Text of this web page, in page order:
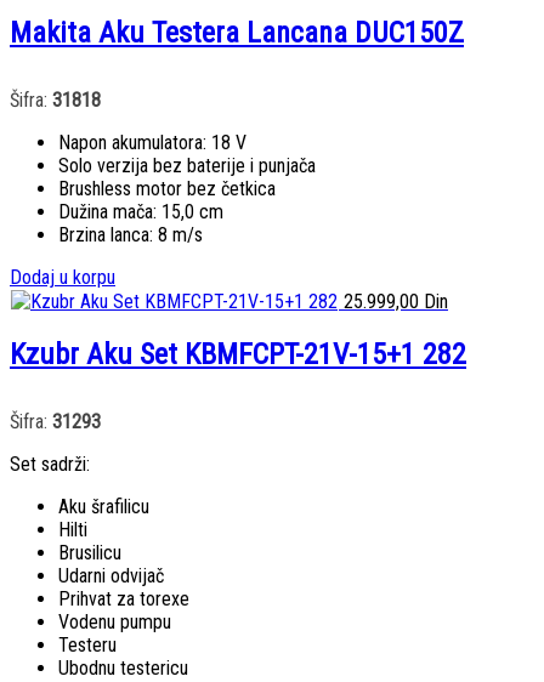
Makita Aku Testera Lancana DUC150Z
Šifra: 31818
Napon akumulatora: 18 V
Solo verzija bez baterije i punjača
Brushless motor bez četkica
Dužina mača: 15,0 cm
Brzina lanca: 8 m/s
Dodaj u korpu
25.999,00 Din
Kzubr Aku Set KBMFCPT-21V-15+1 282
Šifra: 31293
Set sadrži:
Aku šrafilicu
Hilti
Brusilicu
Udarni odvijač
Prihvat za torexe
Vodenu pumpu
Testeru
Ubodnu testericu